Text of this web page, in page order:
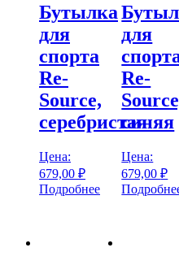
Бутылка
для
спорта
Re-
Source,
серебристая
Цена:
679,00 ₽
Подробнее
для
Re-
синяя
Цена:
679,00₽